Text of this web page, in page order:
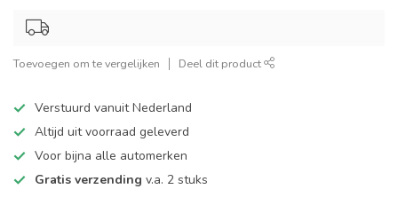
Toevoegen om te vergelijken Deel dit product
Verstuurd vanuit Nederland
Altijd uit voorraad geleverd
Voor bijna alle automerken
Gratis verzending v.a. 2 stuks